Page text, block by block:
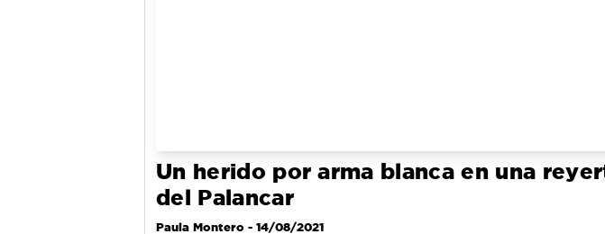
Un herido por arma blanca en una
del Palancar
Paula Montero - 14/08/2021